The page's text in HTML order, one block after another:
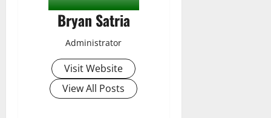
Bryan Satria
Administrator
Visit Website
View All Posts